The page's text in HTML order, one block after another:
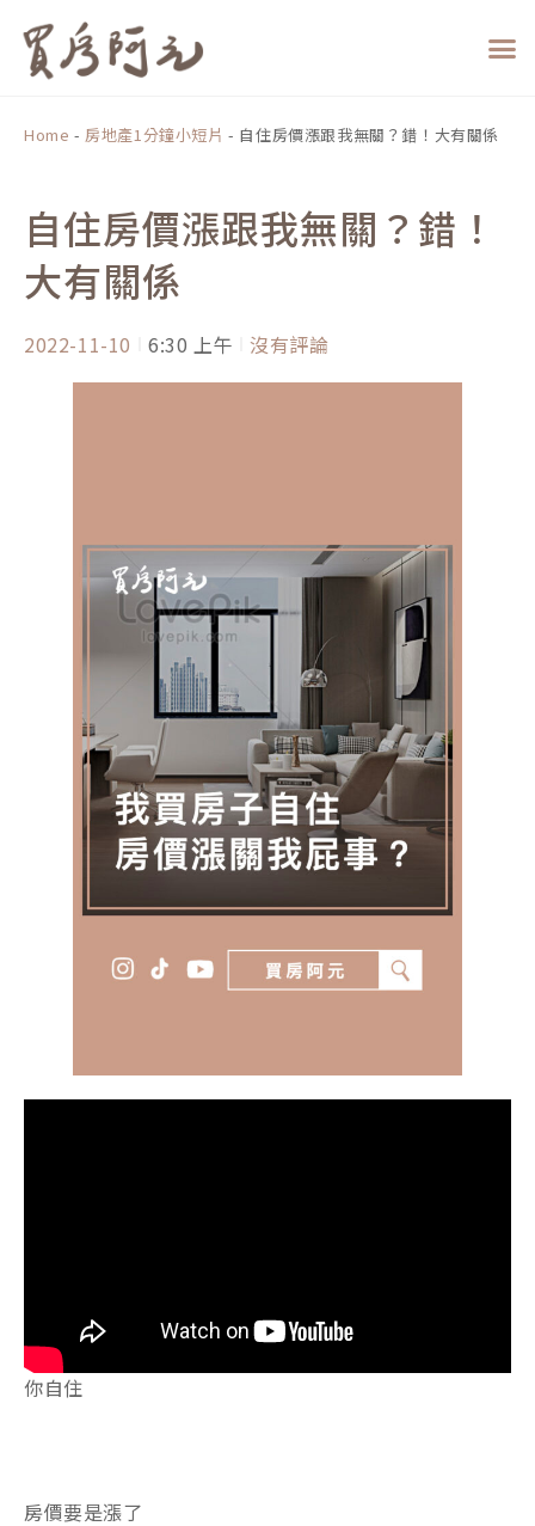
Home - 房地產1分鐘小短片 - 自住房價漲跟我無關？錯！大有關係
自住房價漲跟我無關？錯！
大有關係
2022-11-10 6:30 上午 沒有評論
你自住
房價要是漲了